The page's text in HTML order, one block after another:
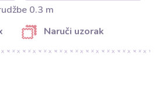
0.3 m
Naruči uzorak